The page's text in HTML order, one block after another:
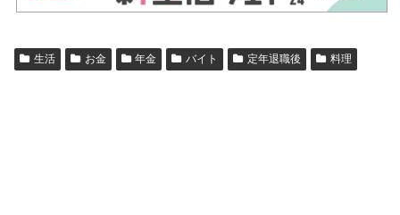
生活 お金 年金 バイト 定年退職後 料理